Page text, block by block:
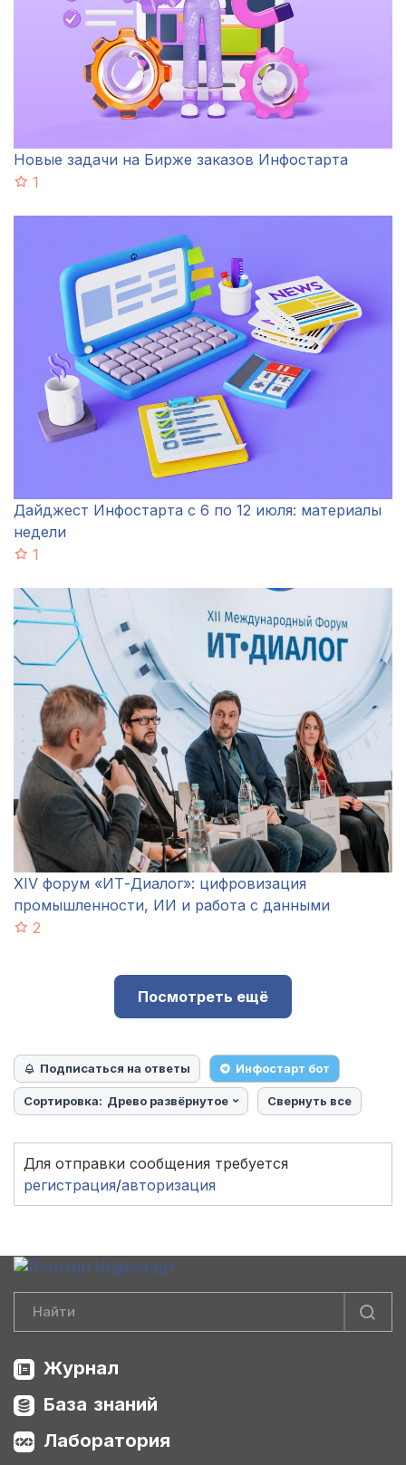
Новые задачи на Бирже заказов Инфостарта
1
Дайджест Инфостарта с 6 по 12 июля: материалы
недели
1
XIV форум «ИТ-Диалог»: цифровизация
промышленности, ИИ и работа с данными
2
Посмотреть ещё
Подписаться на ответы Инфостарт бот
Сортировка: Древо развёрнутое Свернуть все
Для отправки сообщения требуется
регистрация/авторизация
Журнал
База знаний
Лаборатория